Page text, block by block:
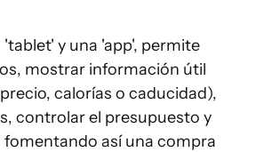
y una 'app', permite
mostrar información útil
calorías o caducidad),
controlar el presupuesto y
así una compra